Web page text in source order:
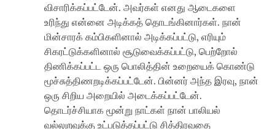
விசாரிக்கப்பட்டேன். அவர்கள் எனது ஆடைகளை
உரிந்து என்னை அடிக்கத் தொடங்கினார்கள். நான்
மின்சாரக் கம்பிகளினால் அடிக்கப்பட்டு, எரியும்
சிகரட்டுக்களினால் சூடுவைக்கப்பட்டு, பெற்றோல்
திணிக்கப்பட்ட ஒரு பொலித்தின் உறையைக் கொண்டு
மூச்சுத்திணறடிக்கப்பட்டேன். பின்னர் அந்த இரவு, நான்
ஒரு சிறிய அறையில் அடைக்கப்பட்டேன்.
தொடர்ச்சியாக மூன்று நாட்கள் நான் பாலியல்
வல்லுறவுக்கு உட்படுத்தப்பட்டு சித்திரவதை